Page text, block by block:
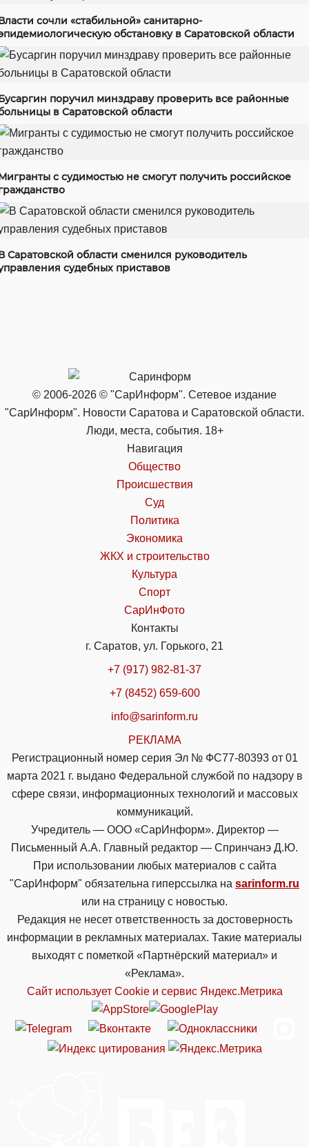
сочли «стабильной» санитарно-
обстановку в Саратовской области
поручил минздраву проверить все районные
в Саратовской области
с судимостью не смогут получить российское
Саратовской области сменился руководитель
судебных приставов
© 2006-2026 © "СарИнформ". Сетевое издание
"СарИнформ". Новости Саратова и Саратовской области.
Люди, места, события. 18+
Навигация
Общество
Происшествия
Суд
Политика
Экономика
ЖКХ и строительство
Культура
Спорт
СарИнФото
Контакты
г. Саратов, ул. Горького, 21
+7 (917) 982-81-37
+7 (8452) 659-600
info@sarinform.ru
РЕКЛАМА
Регистрационный номер серия Эл № ФС77-80393 от 01
марта 2021 г. выдано Федеральной службой по надзору в
сфере связи, информационных технологий и массовых
коммуникаций.
Учредитель — ООО «СарИнформ». Директор —
Письменный А.А. Главный редактор — Спринчанэ Д.Ю.
При использовании любых материалов с сайта
"СарИнформ" обязательна гиперссылка на sarinform.ru
или на страницу с новостью.
Редакция не несет ответственность за достоверность
информации в рекламных материалах. Такие материалы
выходят с пометкой «Партнёрский материал» и
«Реклама».
Сайт использует Cookie и сервиc Яндекс.Метрика